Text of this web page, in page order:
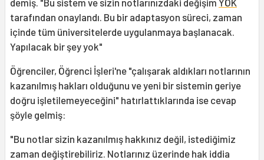
tarafından onaylandı. Bu bir adaptasyon süreci, zaman
içinde tüm üniversitelerde uygulanmaya başlanacak.
Yapılacak bir şey yok"
Öğrenciler, Öğrenci İşleri'ne "çalışarak aldıkları notlarının
kazanılmış hakları olduğunu ve yeni bir sistemin geriye
doğru işletilemeyeceğini" hatırlattıklarında ise cevap
şöyle gelmiş:
"Bu notlar sizin kazanılmış hakkınız değil, istediğimiz
zaman değiştirebiliriz. Notlarınız üzerinde hak iddia